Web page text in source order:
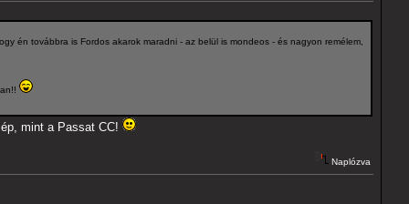
én továbbra is Fordos akarok maradni - az belül is mondeos - és nagyon remélem,
mint a Passat CC!
Naplózva